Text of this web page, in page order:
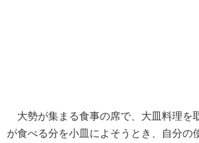
大勢が集まる食事の席で、大皿料理を
が食べる分を小皿によそうとき、自分の